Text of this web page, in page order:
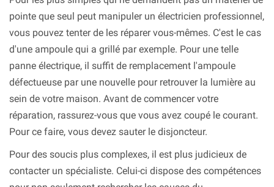
pointe que seul peut manipuler un électricien professionnel,
vous pouvez tenter de les réparer vous-mêmes. C'est le cas
d'une ampoule qui a grillé par exemple. Pour une telle
panne électrique, il suffit de remplacement l'ampoule
défectueuse par une nouvelle pour retrouver la lumière au
sein de votre maison. Avant de commencer votre
réparation, rassurez-vous que vous avez coupé le courant.
Pour ce faire, vous devez sauter le disjoncteur.
Pour des soucis plus complexes, il est plus judicieux de
contacter un spécialiste. Celui-ci dispose des compétences